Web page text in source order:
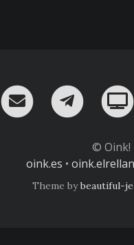
¡Mándame un
© Oink!
oink.es •
Theme bybeautiful-